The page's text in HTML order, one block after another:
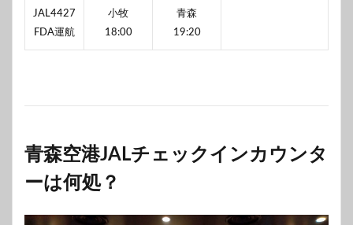
JAL4427
FDA運航
小牧
18:00
青森
19:20
青森空港JALチェックインカウンタ
ーは何処？